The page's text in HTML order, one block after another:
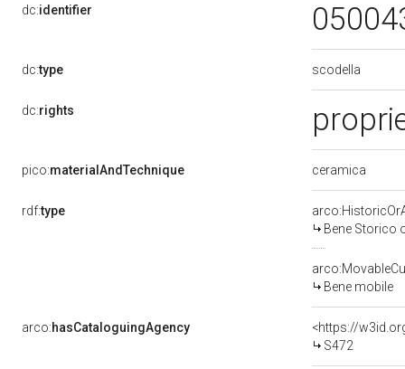
dc:identifier
dc:type scodella
dc:rights
pico:materialAndTechnique ceramica
rdf:type
Bene Storico
Bene mobile
arco:hasCataloguingAgency
<https://
S472